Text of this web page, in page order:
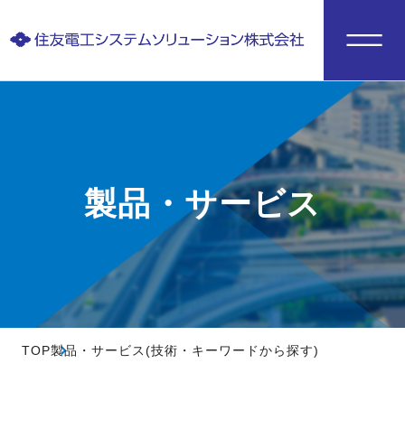
製品・サービス
TOP製品・サービス(技術・キーワードから探す)